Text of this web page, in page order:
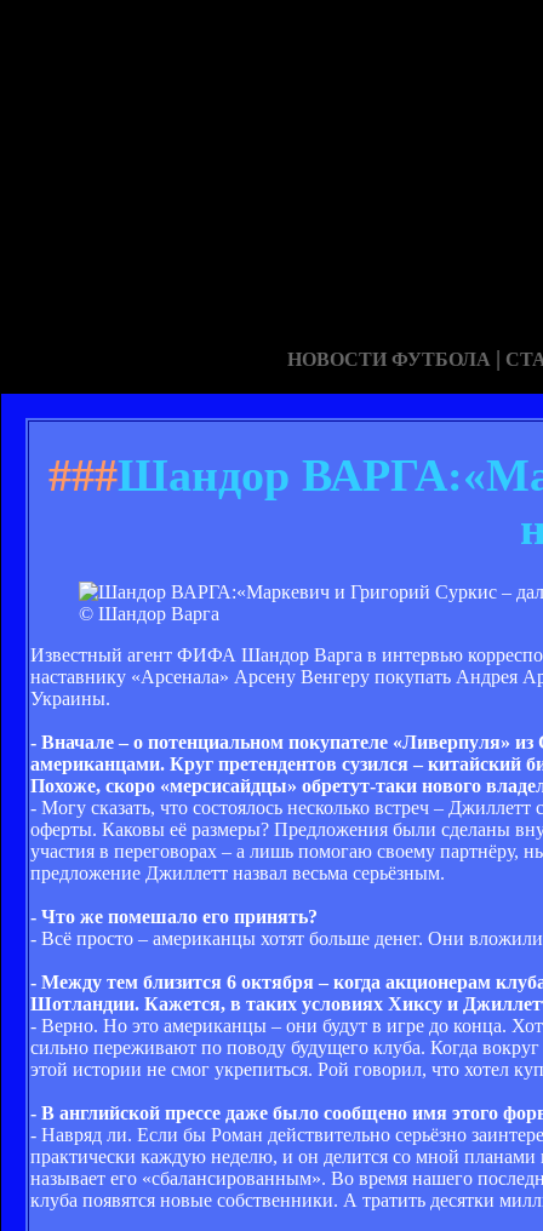
НОВОСТИ ФУТБОЛА |
###Шандор
© Шандор Варга
Известный агент ФИФА Шандор Варга в интервью
наставнику «Арсенала» Арсену Венгеру покупать Андрея
Украины.
- Вначале – о потенциальном покупателе «Ливерпуля»
американцами. Круг претендентов сузился – китайский
Похоже, скоро «мерсисайдцы» обретут-таки нового
- Могу сказать, что состоялось несколько встреч – Джиллетт
оферты. Каковы её размеры? Предложения были сделаны
участия в переговорах – а лишь помогаю своему партнёру,
предложение Джиллетт назвал весьма серьёзным.
- Что же помешало его принять?
- Всё просто – американцы хотят больше денег. Они
- Между тем близится 6 октября – когда акционерам
Шотландии. Кажется, в таких условиях Хиксу и
- Верно. Но это американцы – они будут в игре до конца.
сильно переживают по поводу будущего клуба. Когда
этой истории не смог укрепиться. Рой говорил, что хотел
- В английской прессе даже было сообщено имя этого
- Навряд ли. Если бы Роман действительно серьёзно
практически каждую неделю, и он делится со мной
называет его «сбалансированным». Во время нашего
клуба появятся новые собственники. А тратить десятки